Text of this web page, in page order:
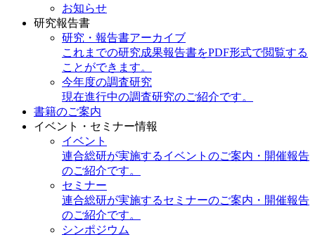
お知らせ
研究報告書
研究・報告書アーカイブ
これまでの研究成果報告書をPDF形式で閲覧する
ことができます。
今年度の調査研究
現在進行中の調査研究のご紹介です。
書籍のご案内
イベント・セミナー情報
イベント
連合総研が実施するイベントのご案内・開催報告
のご紹介です。
セミナー
連合総研が実施するセミナーのご案内・開催報告
のご紹介です。
シンポジウム